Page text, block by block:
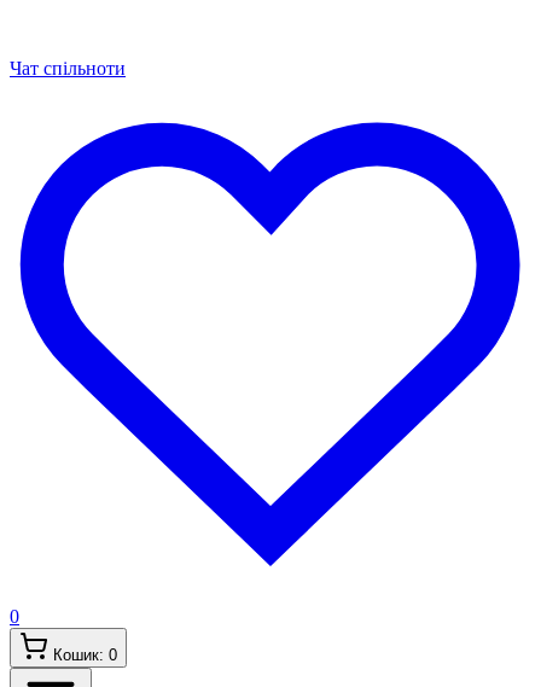
Чат спільноти
0
Кошик: 0